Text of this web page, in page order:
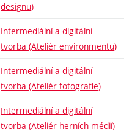
designu)
Intermediální a digitální
tvorba (Ateliér environmentu)
Intermediální a digitální
tvorba (Ateliér fotografie)
Intermediální a digitální
tvorba (Ateliér herních médií)